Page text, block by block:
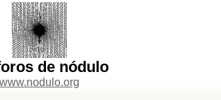
de nódulo
www.nodulo.org